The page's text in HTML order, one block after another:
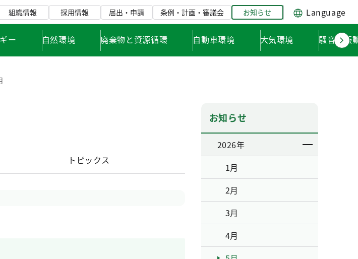
組織情報 採用情報 届出・申請 条例・計画・審議会 お知らせ Language
ー 自然環境 廃棄物と資源循環 自動車環境 大気環境 騒音・振
トピックス
お知らせ
2026年
1月
2月
3月
4月